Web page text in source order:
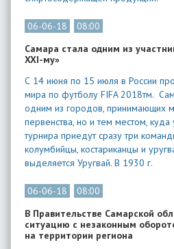
06-06-18
08:00
Самара стала одним из
XXI-му»
С 14 июня по 15 июля в Росcии
мира по футболу FIFA 2018тм.
одним из городов, принимающих
первенства, но и тем местом,
турнира приедут сразу три
колумбийцы, костариканцы и
выделяется Уругвай. В 1930 г.
06-06-18
08:00
В Правительстве Самарской
ситуацию с незаконным
на территории региона